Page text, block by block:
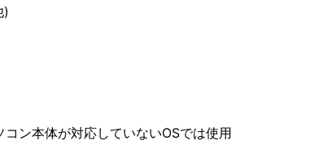
)
ン本体が対応していないOSでは使用